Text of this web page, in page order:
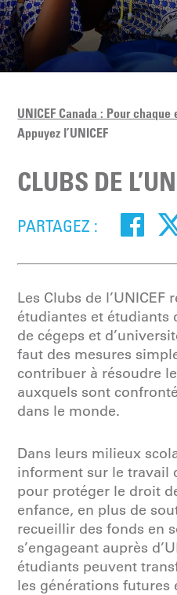
UNICEF Canada : Pour chaque
Appuyez l’UNICEF
CLUBS DE
PARTAGEZ :
Les Clubs de l’UNICEF
étudiantes et étudiants
de cégeps et
faut des mesures
contribuer à résoudre
auxquels sont
dans le monde.
Dans leurs milieux
informent sur le travail
pour protéger le droit
enfance, en plus de
recueillir des fonds en
s’engageant auprès
étudiants peuvent
les générations futures